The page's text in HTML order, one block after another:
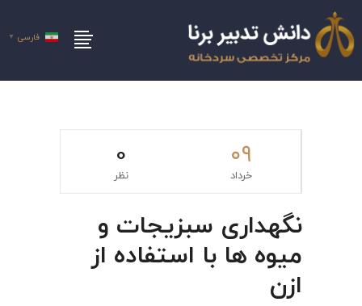
فارسی ▼
۰۹
خرداد
0
نظر
نگهداری سبزیجات و
میوه ها با استفاده از
ازن